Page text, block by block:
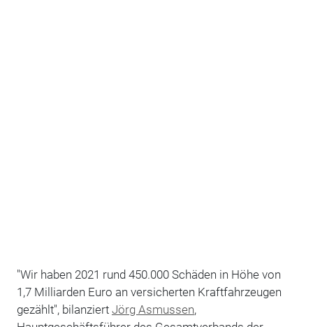
"Wir haben 2021 rund 450.000 Schäden in Höhe von
1,7 Milliarden Euro an versicherten Kraftfahrzeugen
gezählt", bilanziert Jörg Asmussen,